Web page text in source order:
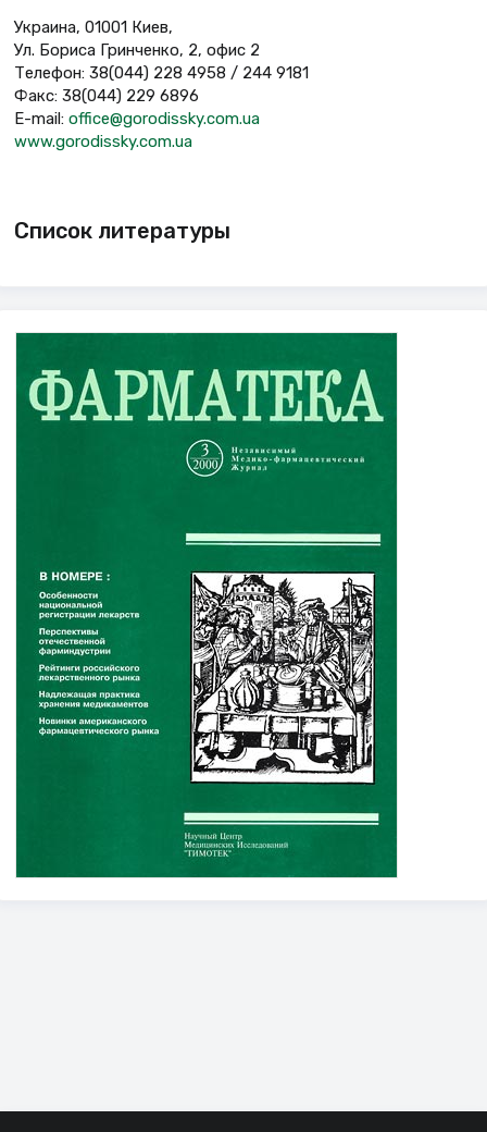
Украина, 01001 Киев,
Ул. Бориса Гринченко, 2, офис 2
Телефон: 38(044) 228 4958 / 244 9181
Факс: 38(044) 229 6896
E-mail: office@gorodissky.com.ua
www.gorodissky.com.ua
Список литературы